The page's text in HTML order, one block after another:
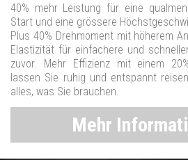
40% mehr Leistung für eine
Start und eine grössere
Plus 40% Drehmoment mit höherem
Elastizität für einfachere und
zuvor. Mehr Effizienz mit einem
lassen Sie ruhig und entspannt
alles, was Sie brauchen.
Mehr